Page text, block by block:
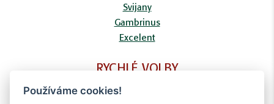
Svijany
Gambrinus
Excelent
RYCHLÉ VOLBY
Používáme cookies!